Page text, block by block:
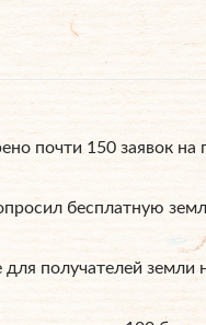
почти 150 заявок на
бесплатную
для получателей